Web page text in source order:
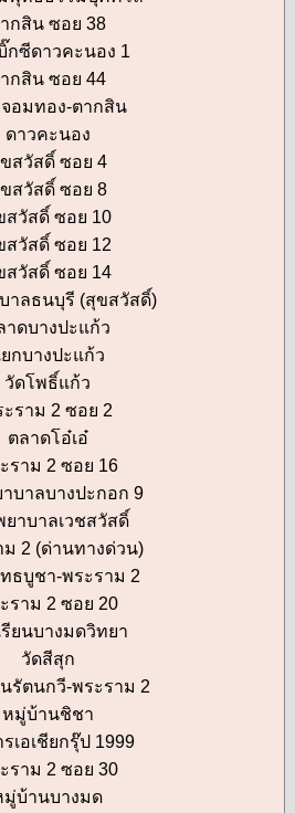
กสิน ซอย 38
กซีดาวคะนอง 1
กสิน ซอย 44
อมทอง-ตากสิน
ดาวคะนอง
สวัสดิ์ ซอย 4
สวัสดิ์ ซอย 8
สวัสดิ์ ซอย 10
สวัสดิ์ ซอย 12
สวัสดิ์ ซอย 14
าลธนบุรี (สุขสวัสดิ์)
าดบางปะแก้ว
กบางปะแก้ว
วัดโพธิ์แก้ว
ราม 2 ซอย 2
ตลาดโอ๋เอ๋
ราม 2 ซอย 16
าบาลบางปะกอก 9
ยาบาลเวชสวัสดิ์
ม 2 (ด่านทางด่วน)
ธบูชา-พระราม 2
ราม 2 ซอย 20
รียนบางมดวิทยา
วัดสีสุก
รัตนกวี-พระราม 2
หมู่บ้านชิชา
เอเชียกรุ๊ป 1999
ราม 2 ซอย 30
มู่บ้านบางมด